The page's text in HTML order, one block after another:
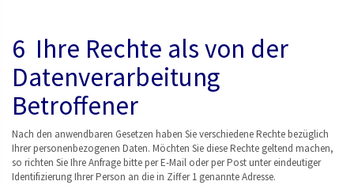
6 Ihre Rechte als von der
Datenverarbeitung
Betroffener
Nach den anwendbaren Gesetzen haben Sie verschiedene Rechte bezüglich
Ihrer personenbezogenen Daten. Möchten Sie diese Rechte geltend machen,
so richten Sie Ihre Anfrage bitte per E-Mail oder per Post unter eindeutiger
Identifizierung Ihrer Person an die in Ziffer 1 genannte Adresse.